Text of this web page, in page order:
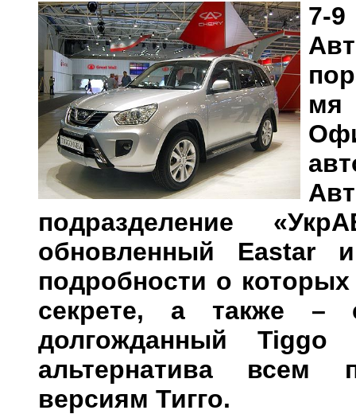
7-
подразделение
обновленный Eastar
подробности о
секрете, а также –
долгожданный Tiggo
альтернатива всем
версиям Тигго.